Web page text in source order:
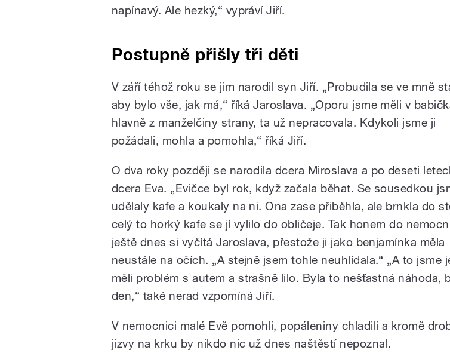
napínavý. Ale hezký,“ vypráví Jiří.
Postupně přišly tři děti
V září téhož roku se jim narodil syn Jiří. „Probudila se ve mně
aby bylo vše, jak má,“ říká Jaroslava. „Oporu jsme měli v
hlavně z manželčiny strany, ta už nepracovala. Kdykoli jsme ji
požádali, mohla a pomohla,“ říká Jiří.
O dva roky později se narodila dcera Miroslava a po deseti
dcera Eva. „Evičce byl rok, když začala běhat. Se sousedkou
udělaly kafe a koukaly na ni. Ona zase přiběhla, ale brnkla do
celý to horký kafe se jí vylilo do obličeje. Tak honem do
ještě dnes si vyčítá Jaroslava, přestože ji jako benjamínka měla
neustále na očích. „A stejně jsem tohle neuhlídala.“ „A to jsme
měli problém s autem a strašně lilo. Byla to nešťastná náhoda,
den,“ také nerad vzpomíná Jiří.
V nemocnici malé Evě pomohli, popáleniny chladili a kromě
jizvy na krku by nikdo nic už dnes naštěstí nepoznal.